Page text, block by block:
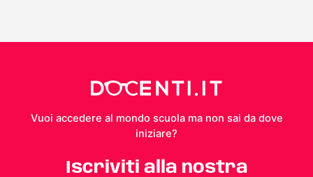
Vuoi accedere al mondo scuola ma non sai da dove
iniziare?
Iscriviti alla nostra